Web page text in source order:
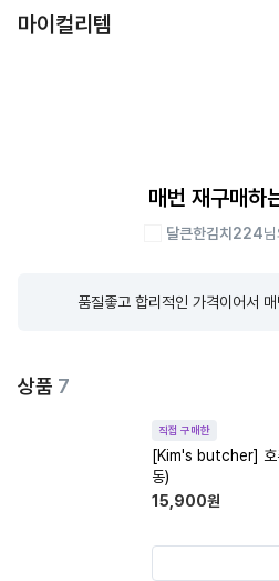
마이컬리템
매번 재구매하
달큰한김치224
품질좋고 합리적인 가격이어서
상품 7
직접 구매한
[Kim's butcher] 호
동)
15,900원